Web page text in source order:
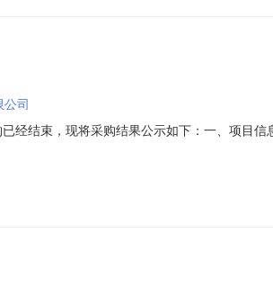
司
结束，现将采购结果公示如下：一、项目信
位信息采购单位名称:长兴县教育实践中心采购